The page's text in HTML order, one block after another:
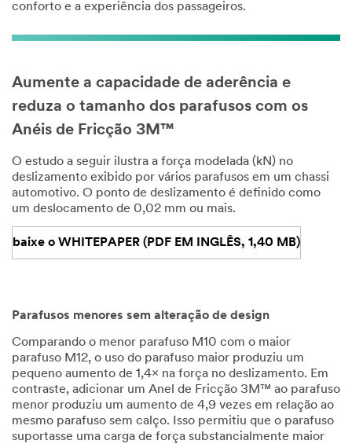
conforto e a experiência dos passageiros.
Aumente a capacidade de aderência e
reduza o tamanho dos parafusos com os
Anéis de Fricção 3M™
O estudo a seguir ilustra a força modelada (kN) no
deslizamento exibido por vários parafusos em um chassi
automotivo. O ponto de deslizamento é definido como
um deslocamento de 0,02 mm ou mais.
baixe o WHITEPAPER (PDF EM INGLÊS, 1,40 MB)
Parafusos menores sem alteração de design
Comparando o menor parafuso M10 com o maior
parafuso M12, o uso do parafuso maior produziu um
pequeno aumento de 1,4× na força no deslizamento. Em
contraste, adicionar um Anel de Fricção 3M™ ao parafuso
menor produziu um aumento de 4,9 vezes em relação ao
mesmo parafuso sem calço. Isso permitiu que o parafuso
suportasse uma carga de força substancialmente maior